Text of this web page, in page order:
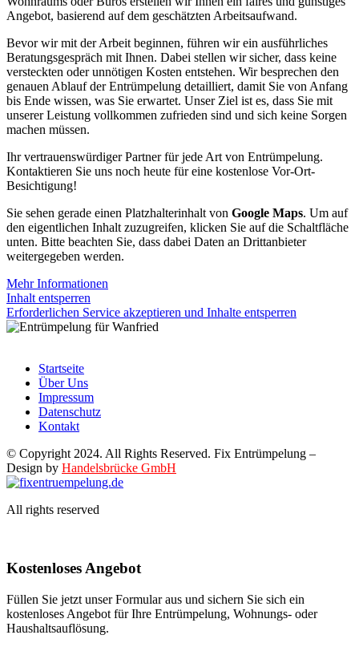
Angebot, basierend auf dem geschätzten Arbeitsaufwand.
Bevor wir mit der Arbeit beginnen, führen wir ein ausführliches
Beratungsgespräch mit Ihnen. Dabei stellen wir sicher, dass keine
versteckten oder unnötigen Kosten entstehen. Wir besprechen den
genauen Ablauf der Entrümpelung detailliert, damit Sie von Anfang
bis Ende wissen, was Sie erwartet. Unser Ziel ist es, dass Sie mit
unserer Leistung vollkommen zufrieden sind und sich keine Sorgen
machen müssen.
Ihr vertrauenswürdiger Partner für jede Art von Entrümpelung.
Kontaktieren Sie uns noch heute für eine kostenlose Vor-Ort-
Besichtigung!
Sie sehen gerade einen Platzhalterinhalt von Google Maps. Um auf
den eigentlichen Inhalt zuzugreifen, klicken Sie auf die Schaltfläche
unten. Bitte beachten Sie, dass dabei Daten an Drittanbieter
weitergegeben werden.
Mehr Informationen
Inhalt entsperren
Erforderlichen Service akzeptieren und Inhalte entsperren
Startseite
Über Uns
Impressum
Datenschutz
Kontakt
© Copyright 2024. All Rights Reserved. Fix Entrümpelung –
Design by Handelsbrücke GmbH
All rights reserved
Kostenloses Angebot
Füllen Sie jetzt unser Formular aus und sichern Sie sich ein
kostenloses Angebot für Ihre Entrümpelung, Wohnungs- oder
Haushaltsauflösung.